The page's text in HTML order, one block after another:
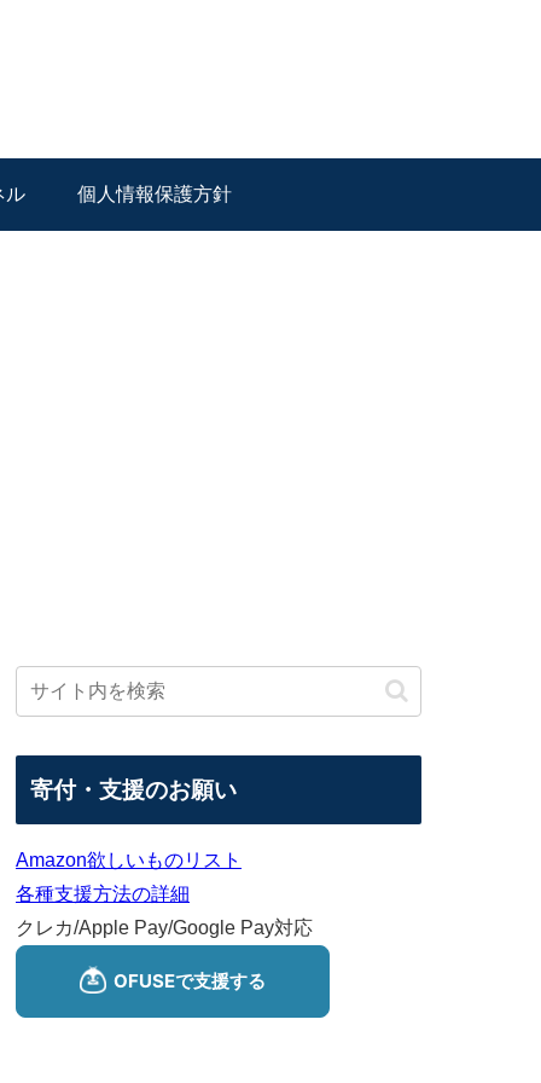
ル 個人情報保護方針
寄付・支援のお願い
Amazon欲しいものリスト
各種支援方法の詳細
クレカ/Apple Pay/Google Pay対応